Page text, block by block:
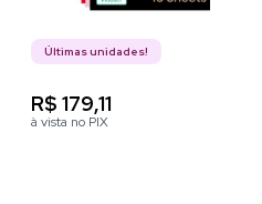
Últimas unidades!
R$ 179,11
à vista no PIX